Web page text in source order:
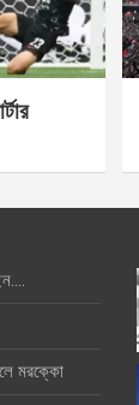
মরক্কো